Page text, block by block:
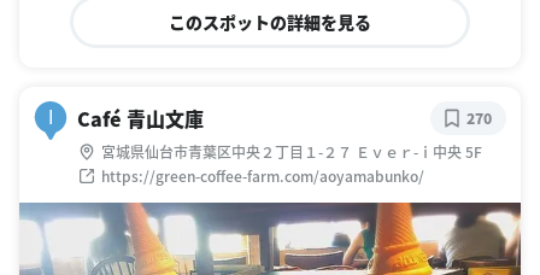
このスポットの詳細を見る
I Café 青山文庫
宮城県仙台市青葉区中央２丁目１-２７ Ｅｖｅｒ-ｉ中央 5F
https://green-coffee-farm.com/aoyamabunko/
270